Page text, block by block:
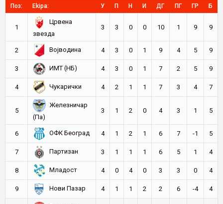
Поз: Ekipa: У П Н И ДГ ПГ ГР Б
1
Црвена
звезда
3 3 0 0 10 1 9 9
2 Војводина 4 3 0 1 9 4 5 9
3 ИМТ (НБ) 4 3 0 1 7 2 5 9
4 Чукарички 4 2 1 1 7 3 4 7
5
Железничар
(Па)
3 1 2 0 4 3 1 5
6 ОФК Београд 4 1 2 1 6 7 -1 5
7 Партизан 3 1 1 1 6 5 1 4
8 Младост 4 0 4 0 3 3 0 4
9 Нови Пазар 4 1 1 2 2 6 -4 4